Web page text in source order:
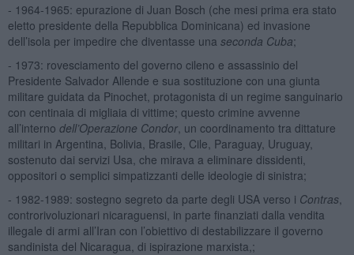
- 1964-1965: epurazione di Juan Bosch (che mesi prima era stato
eletto presidente della Repubblica Dominicana) ed invasione
dell’isola per impedire che diventasse una seconda Cuba;
- 1973: rovesciamento del governo cileno e assassinio del
Presidente Salvador Allende e sua sostituzione con una giunta
militare guidata da Pinochet, protagonista di un regime sanguinario
con centinaia di migliaia di vittime; questo crimine avvenne
all’interno dell’Operazione Condor, un coordinamento tra dittature
militari in Argentina, Bolivia, Brasile, Cile, Paraguay, Uruguay,
sostenuto dai servizi Usa, che mirava a eliminare dissidenti,
oppositori o semplici simpatizzanti delle ideologie di sinistra;
- 1982-1989: sostegno segreto da parte degli USA verso i Contras,
controrivoluzionari nicaraguensi, in parte finanziati dalla vendita
illegale di armi all’Iran con l’obiettivo di destabilizzare il governo
sandinista del Nicaragua, di ispirazione marxista,;